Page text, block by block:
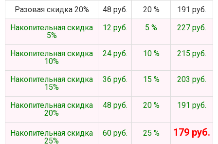
Разовая скидка 20%
48 руб. 20 %
191 руб.
Накопительная скидка
5%
12 руб. 5 % 227 руб.
Накопительная скидка
10%
24 руб. 10 % 215 руб.
Накопительная скидка
15%
36 руб. 15 % 203 руб.
Накопительная скидка
20%
48 руб. 20 % 191 руб.
Накопительная скидка
25%
60 руб. 25 % 179 руб.